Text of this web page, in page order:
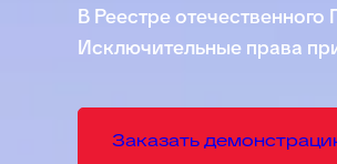
В Реестре
Исключительные права
Заказать